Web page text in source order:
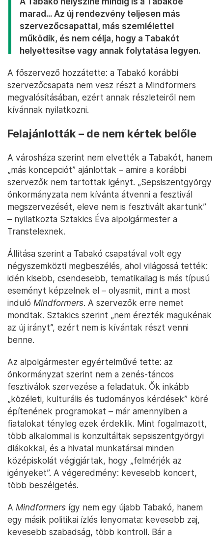
marad... Az új rendezvény teljesen más
szervezőcsapattal, más szemlélettel
működik, és nem célja, hogy a Tabakót
helyettesítse vagy annak folytatása legyen.
A főszervező hozzátette: a Tabakó korábbi
szervezőcsapata nem vesz részt a Mindformers
megvalósításában, ezért annak részleteiről nem
kívánnak nyilatkozni.
Felajánlották – de nem kértek belőle
A városháza szerint nem elvették a Tabakót, hanem
„más koncepciót” ajánlottak – amire a korábbi
szervezők nem tartottak igényt. „Sepsiszentgyörgy
önkormányzata nem kívánta átvenni a fesztivál
megszervezését, eleve nem is fesztivált akartunk”
– nyilatkozta Sztakics Éva alpolgármester a
Transtelexnek.
Állítása szerint a Tabakó csapatával volt egy
négyszemközti megbeszélés, ahol világossá tették:
idén kisebb, csendesebb, tematikailag is más típusú
eseményt képzelnek el – olyasmit, mint a most
induló Mindformers. A szervezők erre nemet
mondtak. Sztakics szerint „nem érezték magukénak
az új irányt”, ezért nem is kívántak részt venni
benne.
Az alpolgármester egyértelművé tette: az
önkormányzat szerint nem a zenés-táncos
fesztiválok szervezése a feladatuk. Ők inkább
„közéleti, kulturális és tudományos kérdések” köré
építenének programokat – már amennyiben a
fiatalokat tényleg ezek érdeklik. Mint fogalmazott,
több alkalommal is konzultáltak sepsiszentgyörgyi
diákokkal, és a hivatal munkatársai minden
középiskolát végigjártak, hogy „felmérjék az
igényeket”. A végeredmény: kevesebb koncert,
több beszélgetés.
A Mindformers így nem egy újabb Tabakó, hanem
egy másik politikai ízlés lenyomata: kevesebb zaj,
kevesebb szabadság, több kontroll. Bár a